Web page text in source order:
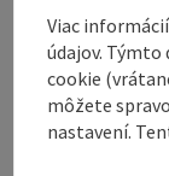
Hiking trail:
Directions:
The path
forest road.
Viac
údajov.
cookie
môžete
nastavení.